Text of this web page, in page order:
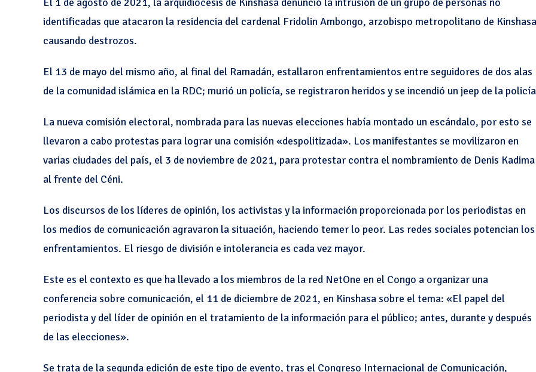
identificadas que atacaron la residencia del cardenal Fridolin Ambongo, arzobispo metropolitano de
causando destrozos.
El 13 de mayo del mismo año, al final del Ramadán, estallaron enfrentamientos entre seguidores de dos alas
de la comunidad islámica en la RDC; murió un policía, se registraron heridos y se incendió un jeep de la
La nueva comisión electoral, nombrada para las nuevas elecciones había montado un escándalo, por esto se
llevaron a cabo protestas para lograr una comisión «despolitizada». Los manifestantes se movilizaron en
varias ciudades del país, el 3 de noviembre de 2021, para protestar contra el nombramiento de Denis Kadima
al frente del Céni.
Los discursos de los líderes de opinión, los activistas y la información proporcionada por los periodistas en
los medios de comunicación agravaron la situación, haciendo temer lo peor. Las redes sociales potencian los
enfrentamientos. El riesgo de división e intolerancia es cada vez mayor.
Este es el contexto es que ha llevado a los miembros de la red NetOne en el Congo a organizar una
conferencia sobre comunicación, el 11 de diciembre de 2021, en Kinshasa sobre el tema: «El papel del
periodista y del líder de opinión en el tratamiento de la información para el público; antes, durante y después
de las elecciones».
Se trata de la segunda edición de este tipo de evento, tras el Congreso Internacional de Comunicación,